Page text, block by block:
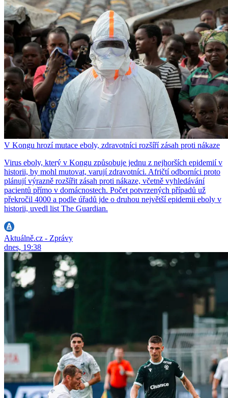
V Kongu hrozí mutace eboly, zdravotníci rozšíří zásah proti nákaze
Virus eboly, který v Kongu způsobuje jednu z nejhorších epidemií v
historii, by mohl mutovat, varují zdravotníci. Afričtí odborníci proto
plánují výrazně rozšířit zásah proti nákaze, včetně vyhledávání
pacientů přímo v domácnostech. Počet potvrzených případů už
překročil 4000 a podle úřadů jde o druhou největší epidemii eboly v
historii, uvedl list The Guardian.
Aktuálně.cz - Zprávy
dnes, 19:38